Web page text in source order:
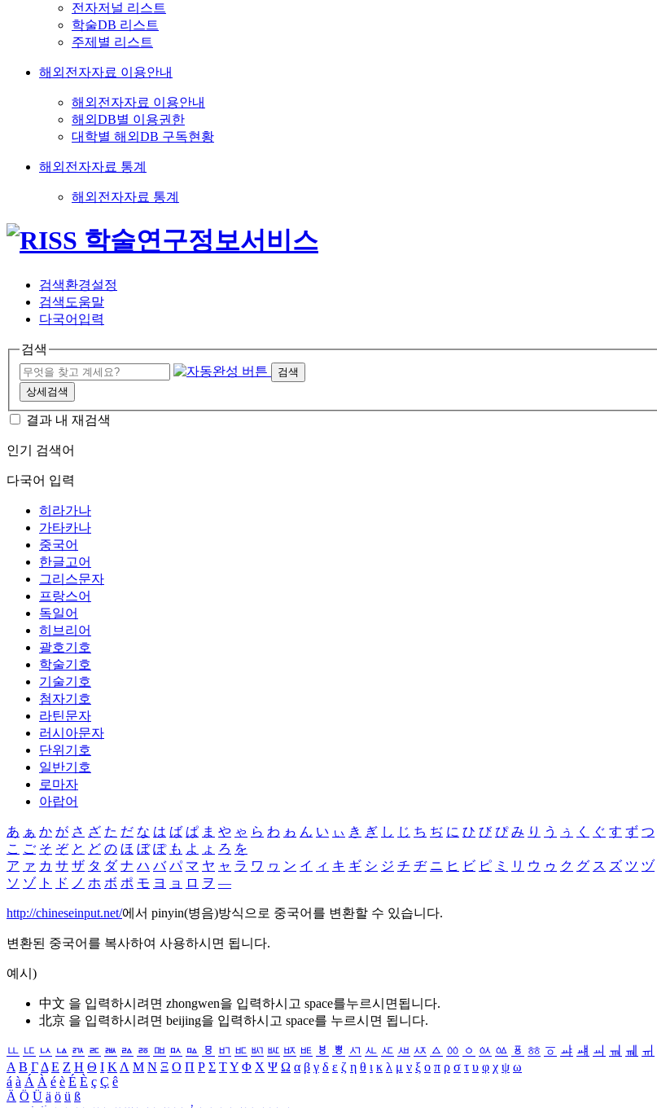
전자저널 리스트
학술DB 리스트
주제별 리스트
해외전자자료 이용안내
해외전자자료 이용안내
해외DB별 이용권한
대학별 해외DB 구독현황
해외전자자료 통계
해외전자자료 통계
검색환경설정
검색도움말
다국어입력
검색
검색
상세검색
결과 내 재검색
인기 검색어
다국어 입력
히라가나
가타카나
중국어
한글고어
그리스문자
프랑스어
독일어
히브리어
괄호기호
학술기호
기술기호
첨자기호
라틴문자
러시아문자
단위기호
일반기호
로마자
아랍어
あ ぁ か が さ ざ た だ な は ば ぱ ま や ゃ ら わ ゎ ん い ぃ き ぎ し じ ち ぢ に ひ び ぴ み り う ぅ く ぐ す ず つ
こ ご そ ぞ と ど の ほ ぼ ぽ も よ ょ ろ を
ア ァ カ サ ザ タ ダ ナ ハ バ パ マ ヤ ャ ラ ワ ヮ ン イ ィ キ ギ シ ジ チ ヂ ニ ヒ ビ ピ ミ リ ウ ゥ ク グ ス ズ ツ ヅ
ソ ゾ ト ド ノ ホ ボ ポ モ ヨ ョ ロ ヲ ―
http://chineseinput.net/에서 pinyin(병음)방식으로 중국어를 변환할 수 있습니다.
변환된 중국어를 복사하여 사용하시면 됩니다.
예시)
中文 을 입력하시려면 zhongwen을 입력하시고 space를누르시면됩니다.
北京 을 입력하시려면 beijing을 입력하시고 space를 누르시면 됩니다.
ㅥ ㅦ ㅧ ㅨ ㅩ ㅪ ㅫ ㅬ ㅭ ㅮ ㅯ ㅰ ㅱ ㅲ ㅳ ㅴ ㅵ ㅶ ㅷ ㅸ ㅹ ㅺ ㅻ ㅼ ㅽ ㅾ ㅿ ㆀ ㆁ ㆂ ㆃ ㆄ ㆅ ㆆ ㆇ ㆈ ㆉ ㆊ ㆋ ㆌ
Α Β ΓΔ Ε Ζ Η Θ Ι ΚΛ Μ Ν Ξ Ο Π Ρ Σ ΤΥ Φ Χ Ψ Ω α β γ δ ε ζ η θ ι κ λ μ ν ξ ο π ρ σ τ υ φ χ ψ ω
á à Á À é è É È ç Ç ê
Ä Ö Ü ä ö ü ß